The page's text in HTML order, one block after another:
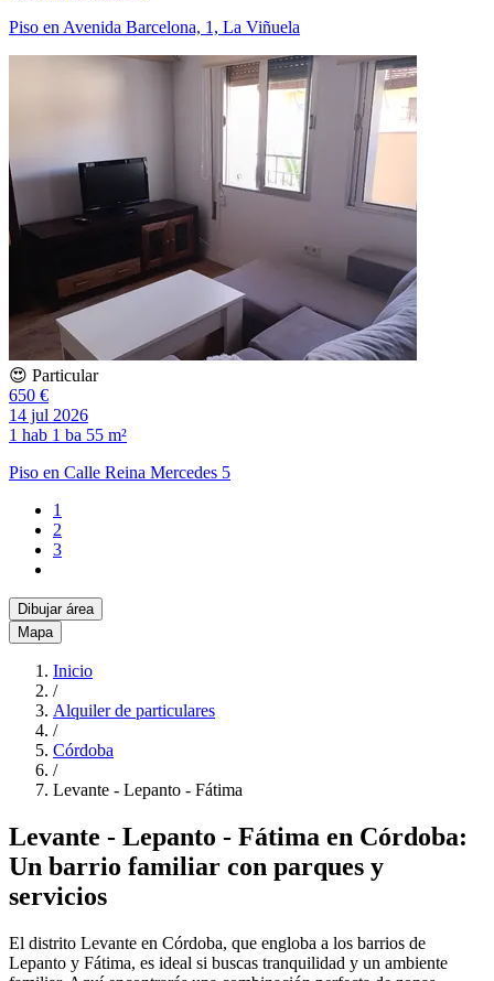
Piso en Avenida Barcelona, 1, La Viñuela
😍 Particular
650 €
14 jul 2026
1 hab 1 ba 55 m²
Piso en Calle Reina Mercedes 5
1
2
3
Dibujar área
Mapa
Inicio
/
Alquiler de particulares
/
Córdoba
/
Levante - Lepanto - Fátima
Levante - Lepanto - Fátima en Córdoba:
Un barrio familiar con parques y
servicios
El distrito Levante en Córdoba, que engloba a los barrios de
Lepanto y Fátima, es ideal si buscas tranquilidad y un ambiente